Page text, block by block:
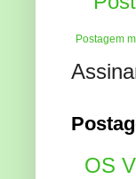
Postagem
OS